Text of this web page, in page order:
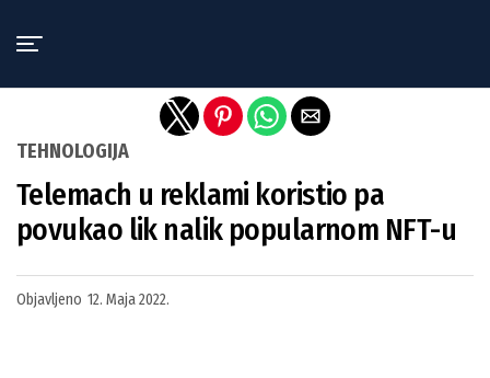
TEHNOLOGIJA
Telemach u reklami koristio pa
povukao lik nalik popularnom NFT-u
Objavljeno 12. Maja 2022.